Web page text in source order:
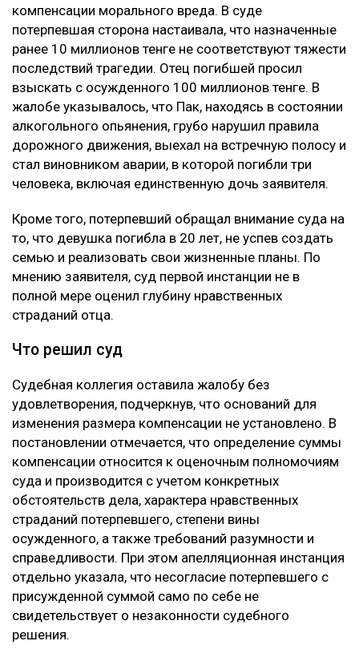
компенсации морального вреда. В суде
потерпевшая сторона настаивала, что назначенные
ранее 10 миллионов тенге не соответствуют тяжести
последствий трагедии. Отец погибшей просил
взыскать с осужденного 100 миллионов тенге. В
жалобе указывалось, что Пак, находясь в состоянии
алкогольного опьянения, грубо нарушил правила
дорожного движения, выехал на встречную полосу и
стал виновником аварии, в которой погибли три
человека, включая единственную дочь заявителя.
Кроме того, потерпевший обращал внимание суда на
то, что девушка погибла в 20 лет, не успев создать
семью и реализовать свои жизненные планы. По
мнению заявителя, суд первой инстанции не в
полной мере оценил глубину нравственных
страданий отца.
Что решил суд
Судебная коллегия оставила жалобу без
удовлетворения, подчеркнув, что оснований для
изменения размера компенсации не установлено. В
постановлении отмечается, что определение суммы
компенсации относится к оценочным полномочиям
суда и производится с учетом конкретных
обстоятельств дела, характера нравственных
страданий потерпевшего, степени вины
осужденного, а также требований разумности и
справедливости. При этом апелляционная инстанция
отдельно указала, что несогласие потерпевшего с
присужденной суммой само по себе не
свидетельствует о незаконности судебного
решения.